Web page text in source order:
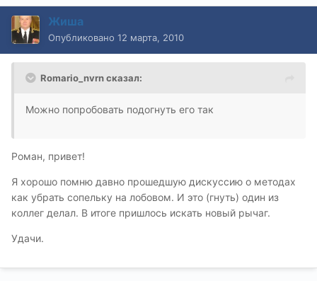
Жиша
Опубликовано 12 марта, 2010
Romario_nvrn сказал:
Можно попробовать подогнуть его так
Роман, привет!
Я хорошо помню давно прошедшую дискуссию о методах
как убрать сопельку на лобовом. И это (гнуть) один из
коллег делал. В итоге пришлось искать новый рычаг.
Удачи.